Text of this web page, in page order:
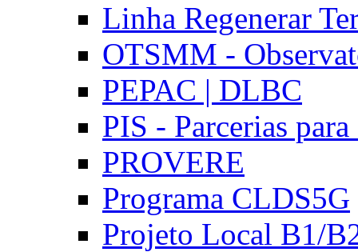
Linha Regenerar
OTSMM -
PEPAC | DLBC
PIS - Parcerias
PROVERE
Programa CLDS5G
Projeto Local B1/